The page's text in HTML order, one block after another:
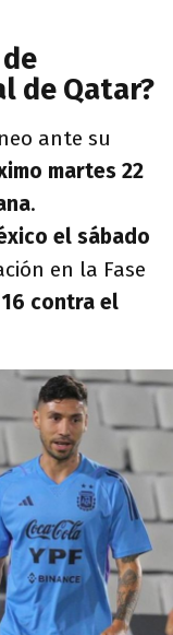
de Qatar?
ante su
martes 22
.
el sábado
en la Fase
contra el